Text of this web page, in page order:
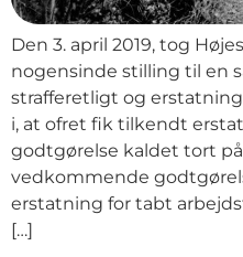
Den 3. april 2019, tog
nogensinde stilling til en
strafferetligt og
i, at ofret fik tilkendt
godtgørelse kaldet tort
vedkommende
erstatning for tabt
[…]